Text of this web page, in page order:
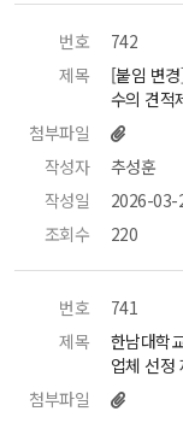
번호
742
제목
[붙임 변
수의 견적
첨부파일
작성자
추성훈
작성일
2026-03-
조회수
220
번호
741
제목
한남대학
업체 선정
첨부파일